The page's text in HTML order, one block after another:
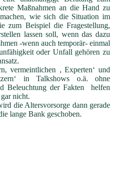
Maßnahmen an die Hand zu
wie sich die Situation im
zum Beispiel die Fragestellung,
lassen soll, wenn das dazu
-wenn auch temporär- einmal
oder Unfall gehören zu
vermeintlichen ‚ Experten‘ und
in Talkshows o.ä. ohne
Beleuchtung der Fakten helfen
nicht.
die Altersvorsorge dann gerade
lange Bank geschoben.